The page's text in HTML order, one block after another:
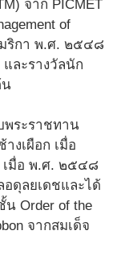
จาก PICMET
of
มริกา พ.ศ. ๒๕๔๘
ละรางวัลนัก
น
พระราชทาน
งเผือก เมื่อ
เมื่อ พ.ศ. ๒๕๔๘
อดุลยเดชและได้
Order of the
จากสมเด็จ